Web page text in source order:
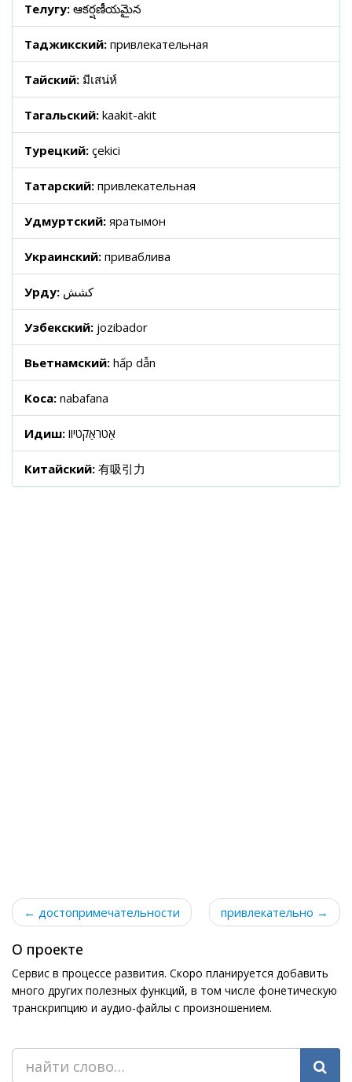
Телугу: ఆకర్షణీయమైన
Таджикский: привлекательная
Тайский: มีเสน่ห์
Тагальский: kaakit-akit
Турецкий: çekici
Татарский: привлекательная
Удмуртский: яратымон
Украинский: приваблива
Урду: کشش
Узбекский: jozibador
Вьетнамский: hấp dẫn
Коса: nabafana
Идиш: אַטראַקטיוו
Китайский: 有吸引力
← достопримечательности привлекательно →
О проекте
Сервис в процессе развития. Скоро планируется добавить
много других полезных функций, в том числе фонетическую
транскрипцию и аудио-файлы с произношением.